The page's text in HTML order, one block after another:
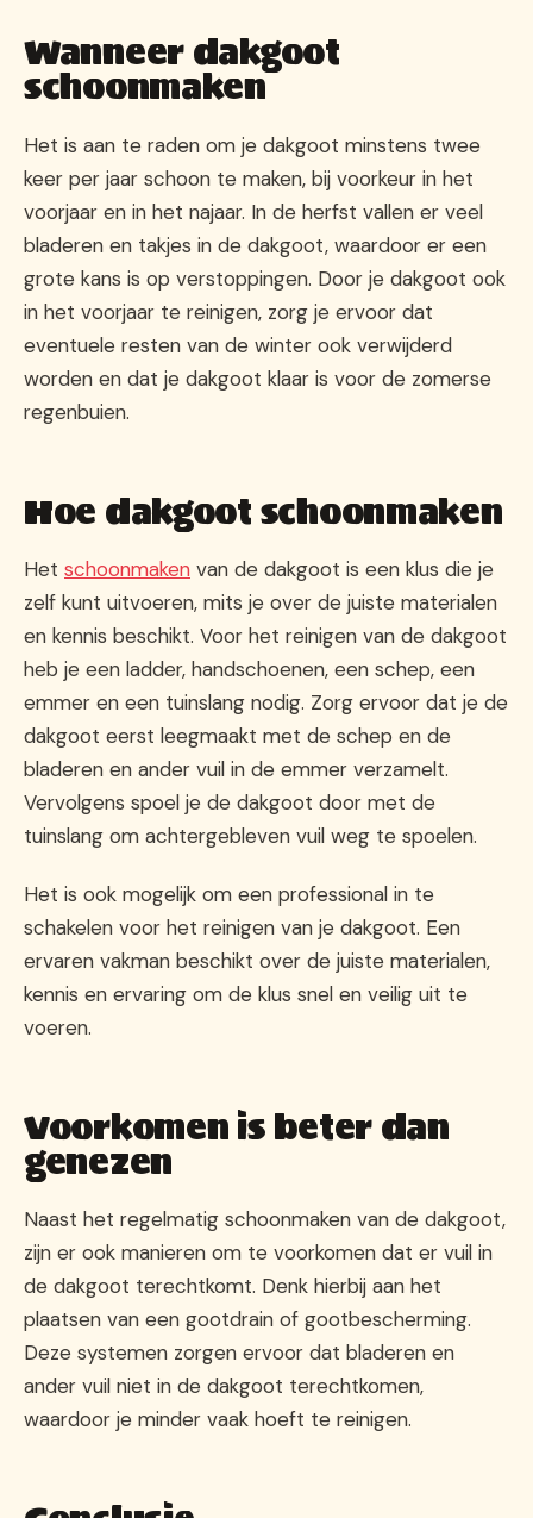
Wanneer dakgoot
schoonmaken
Het is aan te raden om je dakgoot minstens twee
keer per jaar schoon te maken, bij voorkeur in het
voorjaar en in het najaar. In de herfst vallen er veel
bladeren en takjes in de dakgoot, waardoor er een
grote kans is op verstoppingen. Door je dakgoot ook
in het voorjaar te reinigen, zorg je ervoor dat
eventuele resten van de winter ook verwijderd
worden en dat je dakgoot klaar is voor de zomerse
regenbuien.
Hoe dakgoot schoonmaken
Het schoonmaken van de dakgoot is een klus die je
zelf kunt uitvoeren, mits je over de juiste materialen
en kennis beschikt. Voor het reinigen van de dakgoot
heb je een ladder, handschoenen, een schep, een
emmer en een tuinslang nodig. Zorg ervoor dat je de
dakgoot eerst leegmaakt met de schep en de
bladeren en ander vuil in de emmer verzamelt.
Vervolgens spoel je de dakgoot door met de
tuinslang om achtergebleven vuil weg te spoelen.
Het is ook mogelijk om een professional in te
schakelen voor het reinigen van je dakgoot. Een
ervaren vakman beschikt over de juiste materialen,
kennis en ervaring om de klus snel en veilig uit te
voeren.
Voorkomen is beter dan
genezen
Naast het regelmatig schoonmaken van de dakgoot,
zijn er ook manieren om te voorkomen dat er vuil in
de dakgoot terechtkomt. Denk hierbij aan het
plaatsen van een gootdrain of gootbescherming.
Deze systemen zorgen ervoor dat bladeren en
ander vuil niet in de dakgoot terechtkomen,
waardoor je minder vaak hoeft te reinigen.